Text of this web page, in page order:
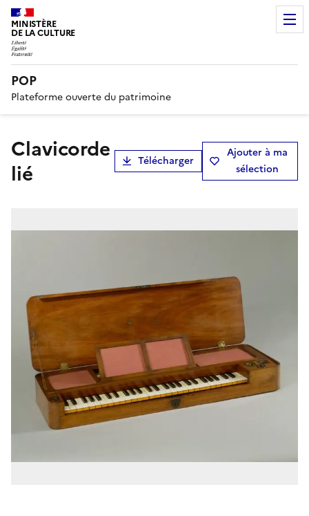
MINISTÈRE
DE LA CULTURE
POP
Plateforme ouverte du patrimoine
Clavicorde
lié
Télécharger
Ajouter à ma
sélection